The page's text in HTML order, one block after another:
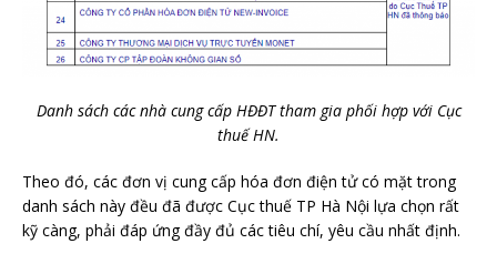
Danh sách các nhà cung cấp HĐĐT tham gia phối hợp với Cục
thuế HN.
Theo đó, các đơn vị cung cấp hóa đơn điện tử có mặt trong
danh sách này đều đã được Cục thuế TP Hà Nội lựa chọn rất
kỹ càng, phải đáp ứng đầy đủ các tiêu chí, yêu cầu nhất định.